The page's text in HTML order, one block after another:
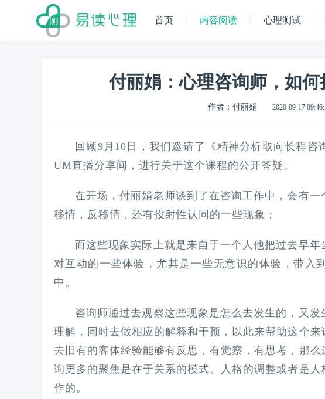
首页 内容阅读 心理测试
付丽娟：心理咨询师，如何
作者：付丽娟 2020-09-17
回顾9月10日，我们邀请了《精神分析取向长程
UM直播分享间，进行关于这个课程的公开答疑。
在开场，付丽娟老师谈到了在咨询工作中，会有
移情，反移情，还有投射性认同的一些现象；
而这些现象实际上就是来自于一个人他把过去早
对互动的一些体验，尤其是一些无意识的体验，带入
中。
咨询师通过去观察这些现象是怎么去发生的，又
理解，同时去做相应的解释和干预，以此来帮助这个
去旧有的客体经验能够有反思，有觉察，有思考，‍‍那么
询更多的聚焦是在于关系的模式、‍‍人格的调整或者是
作的。